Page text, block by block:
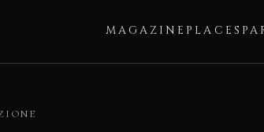
MAGAZINE PLACES